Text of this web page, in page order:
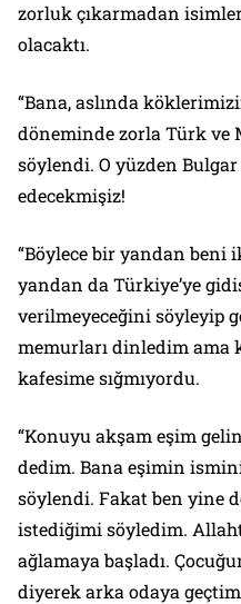
zorluk çıkarmadan
olacaktı.
“Bana, aslında
döneminde zorla Türk ve
söylendi. O yüzden
edecekmişiz!
“Böylece bir yandan beni
yandan da Türkiye’ye
verilmeyeceğini söyleyip
memurları dinledim ama
kafesime sığmıyordu.
“Konuyu akşam eşim
dedim. Bana eşimin
söylendi. Fakat ben yine
istediğimi söyledim.
ağlamaya başladı.
diyerek arka odaya